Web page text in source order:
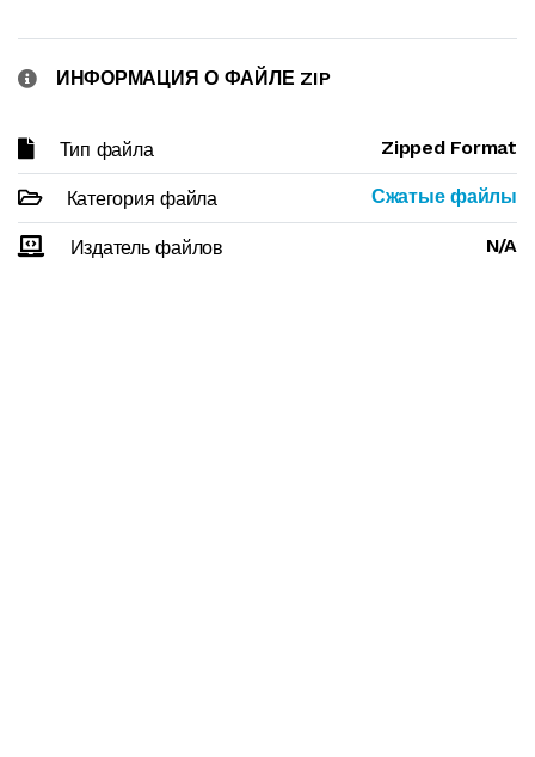
ИНФОРМАЦИЯ О ФАЙЛЕ ZIP
Тип файла Zipped Format
Категория файла Сжатые файлы
Издатель файлов N/A